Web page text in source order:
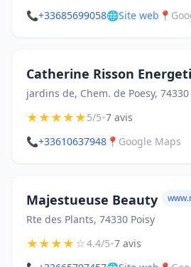
📞+33685699058🌐Site web 📍
Catherine Risson
jardins de, Chem. de Poesy, 74330
★★★★★5/5•7 avis
📞+33610637948 📍 Google Maps
Majestueuse Beauty
Rte des Plants, 74330 Poisy
★★★★☆4.4/5•7 avis